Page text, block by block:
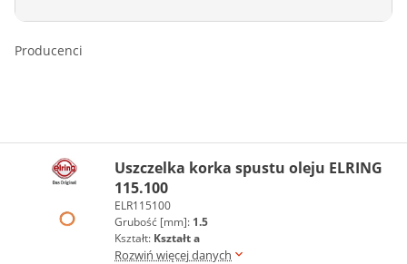
Producenci
Uszczelka korka spustu oleju ELRING
115.100
ELR115100
Grubość [mm]: 1.5
Kształt: Kształt a
Rozwiń więcej danych